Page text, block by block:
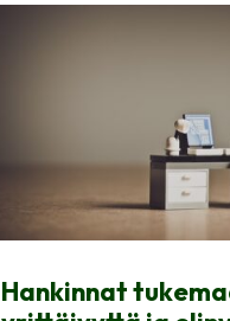
Hankinnat